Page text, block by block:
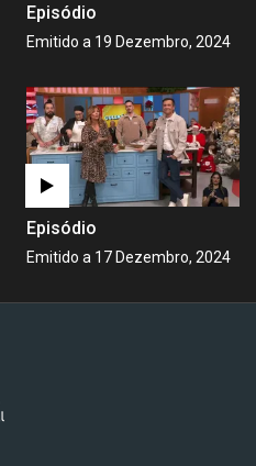
Episódio
Emitido a 19 Dezembro, 2024
Episódio
Emitido a 17 Dezembro, 2024